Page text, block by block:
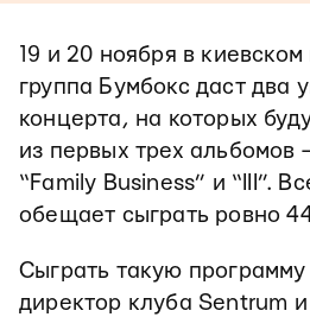
19 и 20 ноября в
группа Бумбокс даст два
концерта, на которых
из первых трех альбомов
“Family Business” и “ІІІ”.
обещает сыграть ровно
Сыграть такую
директор клуба Sentrum